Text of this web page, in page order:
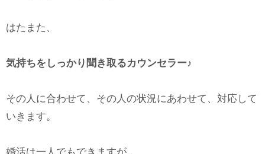
はたまた、
気持ちをしっかり聞き取るカウンセラー♪
その人に合わせて、その人の状況にあわせて、対応して
いきます。